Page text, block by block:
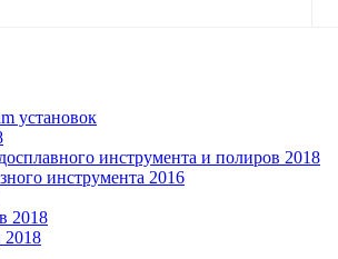
установок
инст­ру­мента и полиров 2018
инст­ру­мента 2016
2018
2018